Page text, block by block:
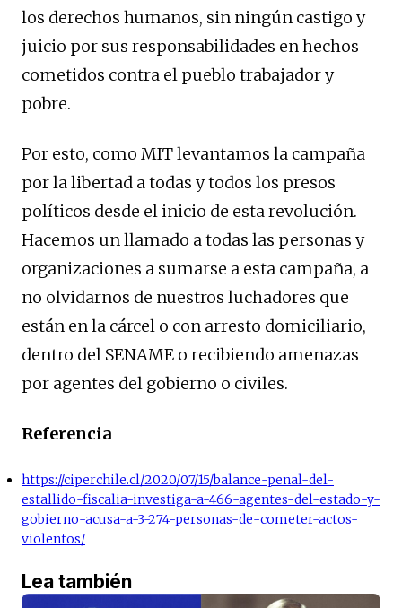
los derechos humanos, sin ningún castigo y
juicio por sus responsabilidades en hechos
cometidos contra el pueblo trabajador y
pobre.
Por esto, como MIT levantamos la campaña
por la libertad a todas y todos los presos
políticos desde el inicio de esta revolución.
Hacemos un llamado a todas las personas y
organizaciones a sumarse a esta campaña, a
no olvidarnos de nuestros luchadores que
están en la cárcel o con arresto domiciliario,
dentro del SENAME o recibiendo amenazas
por agentes del gobierno o civiles.
Referencia
https://ciperchile.cl/2020/07/15/balance-penal-del-
estallido-fiscalia-investiga-a-466-agentes-del-estado-y-
gobierno-acusa-a-3-274-personas-de-cometer-actos-
violentos/
Lea también